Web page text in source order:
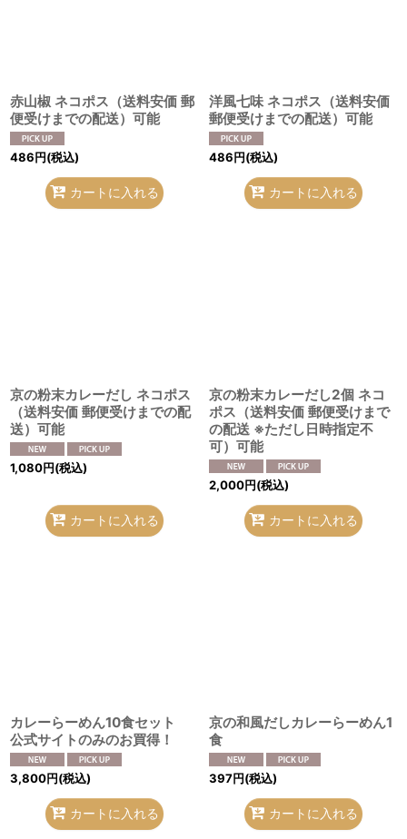
赤山椒 ネコポス（送料安価 郵
便受けまでの配送）可能
486円(税込)
カートに入れる
洋風七味 ネコポス（送料安価
郵便受けまでの配送）可能
486円(税込)
カートに入れる
京の粉末カレーだし ネコポス
（送料安価 郵便受けまでの配
送）可能
1,080円(税込)
カートに入れる
京の粉末カレーだし2個 ネコ
ポス（送料安価 郵便受けまで
の配送 ※ただし日時指定不
可）可能
2,000円(税込)
カートに入れる
カレーらーめん10食セット
公式サイトのみのお買得！
3,800円(税込)
カートに入れる
京の和風だしカレーらーめん1
食
397円(税込)
カートに入れる